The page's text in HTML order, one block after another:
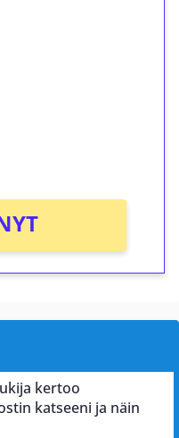
kertoo
katseeni ja näin